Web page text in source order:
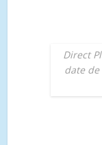
Direct
date